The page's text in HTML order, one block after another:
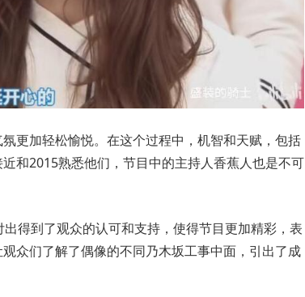
更加轻松愉悦。在这个过程中，机智和天赋，包括
和2015熟悉他们，节目中的主持人香蕉人也是不可
得到了观众的认可和支持，使得节目更加精彩，表
众们了解了偶像的不同乃木坂工事中面，引出了成